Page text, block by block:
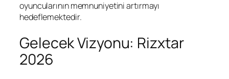
oyuncularının memnuniyetini artırmayı
hedeflemektedir.
Gelecek Vizyonu: Rizxtar
2026